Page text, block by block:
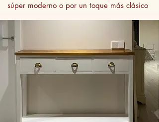
súper moderno o por un toque más clásico